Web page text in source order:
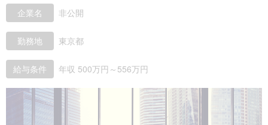
企業名 非公開
勤務地 東京都
給与条件 年収 500万円～556万円